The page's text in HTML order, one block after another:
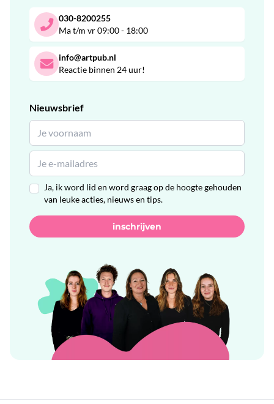
030-8200255
Ma t/m vr 09:00 - 18:00
info@artpub.nl
Reactie binnen 24 uur!
Nieuwsbrief
Ja, ik word lid en word graag op de hoogte gehouden
van leuke acties, nieuws en tips.